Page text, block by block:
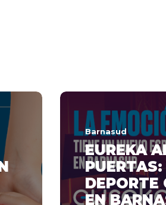
Barnasud
EUREKA
DEPORTE
EN